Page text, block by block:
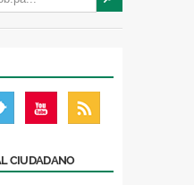
CIUDADANO